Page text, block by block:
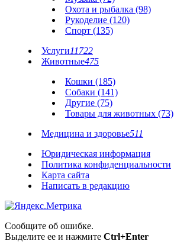
Охота и рыбалка (98)
Рукоделие (120)
Спорт (135)
Услуги11722
Животные475
Кошки (185)
Собаки (141)
Другие (75)
Товары для животных (73)
Медицина и здоровье511
Юридическая информация
Политика конфиденциальности
Карта сайта
Написать в редакцию
Сообщите об ошибке.
Выделите ее и нажмите Ctrl+Enter